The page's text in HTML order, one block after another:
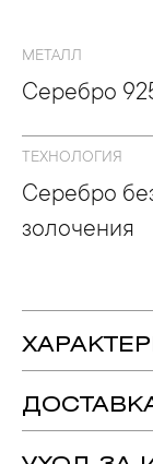
МЕТАЛЛ
Серебро
ТЕХНОЛОГИЯ
Серебро
золочения
Технология:
Коллекция: